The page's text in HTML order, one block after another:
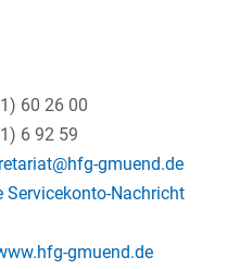
60 26 00
6 92 59
gmuend.de
Servicekonto-Nachricht
gmuend.de